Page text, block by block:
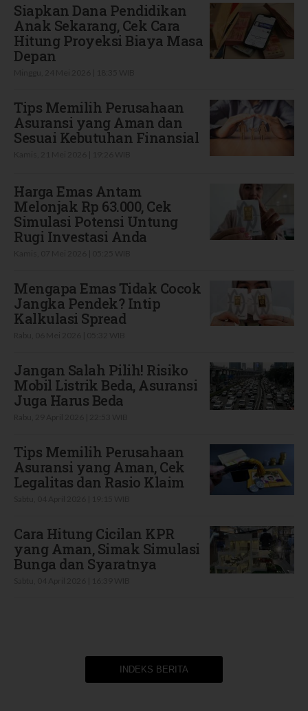
Siapkan Dana Pendidikan
Anak Sekarang, Cek Cara
Hitung Proyeksi Biaya Masa
Depan
Tips Memilih Perusahaan
Asuransi yang Aman dan
Sesuai Kebutuhan Finansial
Harga Emas Antam
Melonjak Rp 63.000, Cek
Simulasi Potensi Untung
Rugi Investasi Anda
Mengapa Emas Tidak Cocok
Jangka Pendek? Intip
Kalkulasi Spread
Jangan Salah Pilih! Risiko
Mobil Listrik Beda, Asuransi
Juga Harus Beda
Tips Memilih Perusahaan
Asuransi yang Aman, Cek
Legalitas dan Rasio Klaim
Cara Hitung Cicilan KPR
yang Aman, Simak Simulasi
Bunga dan Syaratnya
INDEKS BERITA